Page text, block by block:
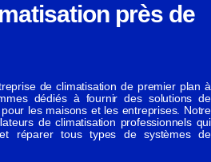
près de
de climatisation de premier plan à
dédiés à fournir des solutions de
les maisons et les entreprises. Notre
de climatisation professionnels qui
réparer tous types de systèmes de